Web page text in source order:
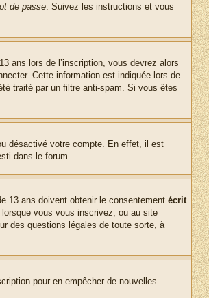
de passe. Suivez les instructions et vous
ans lors de l’inscription, vous devrez alors
Cette information est indiquée lors de
traité par un filtre anti-spam. Si vous êtes
désactivé votre compte. En effet, il est
dans le forum.
13 ans doivent obtenir le consentement écrit
lorsque vous vous inscrivez, ou au site
des questions légales de toute sorte, à
pour en empêcher de nouvelles.